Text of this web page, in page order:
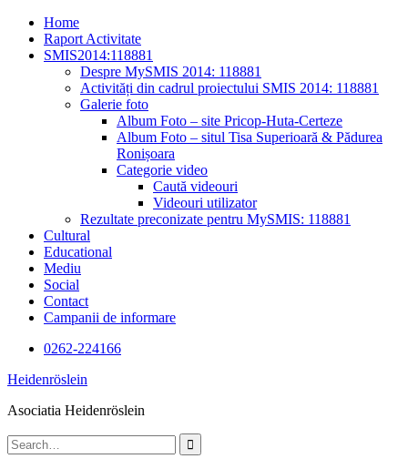
Skip
content
Home
Raport Activitate
SMIS2014:118881
Despre MySMIS 2014: 118881
Activități din cadrul proiectului SMIS 2014: 118881
Galerie foto
Album Foto – site Pricop-Huta-Certeze
Album Foto – situl Tisa Superioară & Pădurea
Ronișoara
Categorie video
Caută videouri
Videouri utilizator
Rezultate preconizate pentru MySMIS: 118881
Cultural
Educational
Mediu
Social
Contact
Campanii de informare
0262-224166
Heidenröslein
Asociatia Heidenröslein
Search
for: